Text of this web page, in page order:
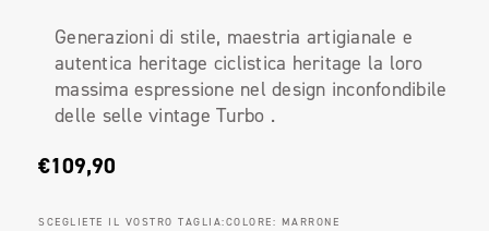
Generazioni di stile, maestria artigianale e
autentica heritage ciclistica heritage la loro
massima espressione nel design inconfondibile
delle selle vintage Turbo .
€109,90
SCEGLIETE IL VOSTRO TAGLIA:COLORE: MARRONE